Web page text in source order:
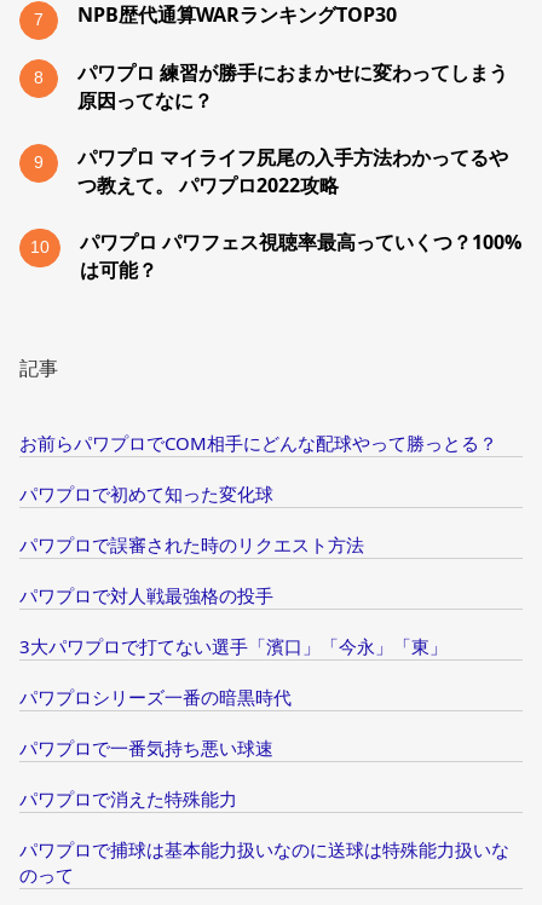
7 NPB歴代通算WARランキングTOP30
8
パワプロ 練習が勝手におまかせに変わってしまう
原因ってなに？
9
パワプロ マイライフ尻尾の入手方法わかってるや
つ教えて。 パワプロ2022攻略
10
パワプロ パワフェス視聴率最高っていくつ？100%
は可能？
記事
お前らパワプロでCOM相手にどんな配球やって勝っとる？
パワプロで初めて知った変化球
パワプロで誤審された時のリクエスト方法
パワプロで対人戦最強格の投手
3大パワプロで打てない選手「濱口」「今永」「東」
パワプロシリーズ一番の暗黒時代
パワプロで一番気持ち悪い球速
パワプロで消えた特殊能力
パワプロで捕球は基本能力扱いなのに送球は特殊能力扱いな
のって